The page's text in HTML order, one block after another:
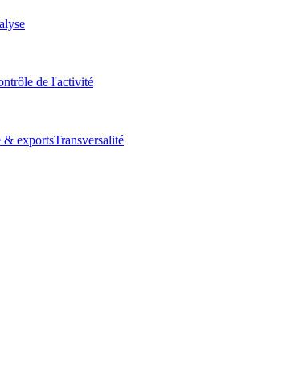
de l'activité
& exportsTransversalité